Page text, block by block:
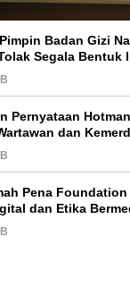
Badan Gizi
Segala Bentuk
Pernyataan
dan
Pena
dan Etika